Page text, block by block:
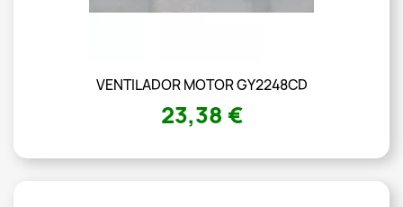
VENTILADOR MOTOR GY2248CD
23,38 €